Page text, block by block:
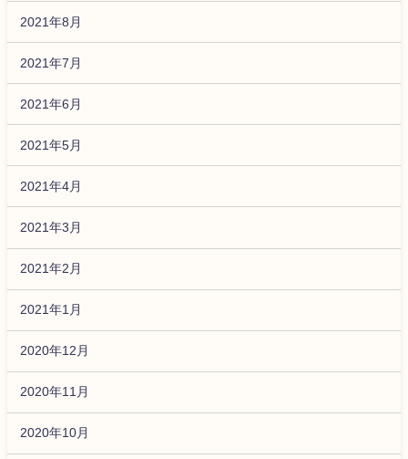
2021年8月
2021年7月
2021年6月
2021年5月
2021年4月
2021年3月
2021年2月
2021年1月
2020年12月
2020年11月
2020年10月